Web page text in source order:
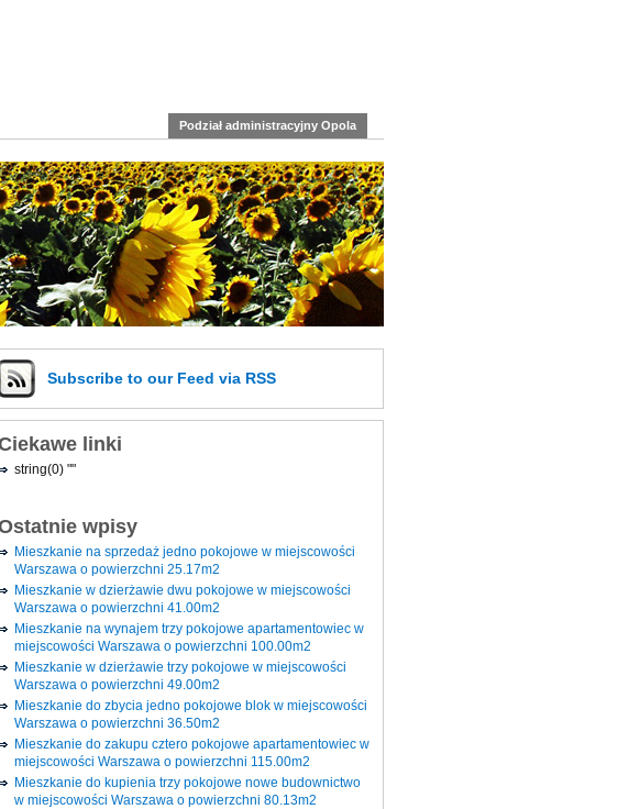
Podział administracyjny Opola
Subscribe to our Feed via RSS
linki
string(0) ""
wpisy
Mieszkanie na sprzedaż jedno pokojowe w miejscowości
Warszawa o powierzchni 25.17m2
Mieszkanie w dzierżawie dwu pokojowe w miejscowości
Warszawa o powierzchni 41.00m2
Mieszkanie na wynajem trzy pokojowe apartamentowiec w
miejscowości Warszawa o powierzchni 100.00m2
Mieszkanie w dzierżawie trzy pokojowe w miejscowości
Warszawa o powierzchni 49.00m2
Mieszkanie do zbycia jedno pokojowe blok w miejscowości
Warszawa o powierzchni 36.50m2
Mieszkanie do zakupu cztero pokojowe apartamentowiec w
miejscowości Warszawa o powierzchni 115.00m2
Mieszkanie do kupienia trzy pokojowe nowe budownictwo
w miejscowości Warszawa o powierzchni 80.13m2